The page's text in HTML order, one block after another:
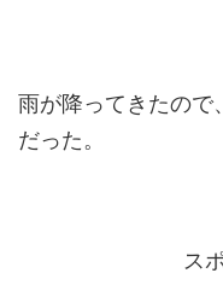
雨が降ってきたので
だった。
ス